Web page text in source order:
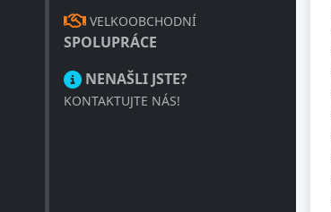
VELKOOBCHODNÍ
SPOLUPRÁCE
NENAŠLI JSTE?
KONTAKTUJTE NÁS!